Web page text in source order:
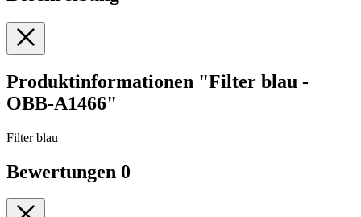
Produktinformationen "Filter blau -
OBB-A1466"
Filter blau
Bewertungen 0